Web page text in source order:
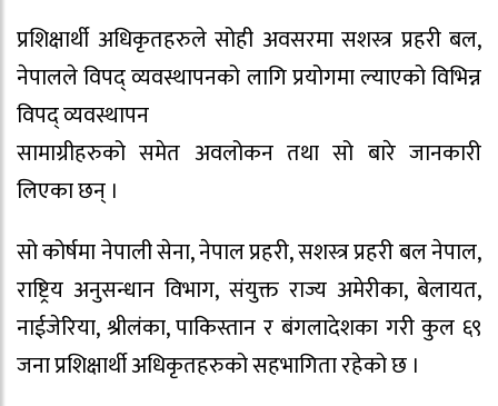
प्रशिक्षार्थी अधिकृतहरुले सोही अवसरमा सशस्त्र प्रहरी बल,
नेपालले विपद् व्यवस्थापनको लागि प्रयोगमा ल्याएको विभिन्न
विपद् व्यवस्थापन
सामाग्रीहरुको समेत अवलोकन तथा सो बारे जानकारी
लिएका छन् ।
सो कोर्षमा नेपाली सेना, नेपाल प्रहरी, सशस्त्र प्रहरी बल नेपाल,
राष्ट्रिय अनुसन्धान विभाग, संयुक्त राज्य अमेरीका, बेलायत,
नाईजेरिया, श्रीलंका, पाकिस्तान र बंगलादेशका गरी कुल ६९
जना प्रशिक्षार्थी अधिकृतहरुको सहभागिता रहेको छ ।